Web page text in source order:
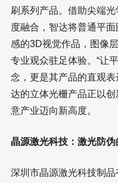
刷系列产品。借助尖端
度融合，智达将普通平
感的3D视觉作品，图像
专业观众驻足体验。“让
念，更是其产品的直观
达的立体光栅产品正以
意产业迈向新高度。
晶源激光科技：激光防伪
深圳市晶源激光科技制